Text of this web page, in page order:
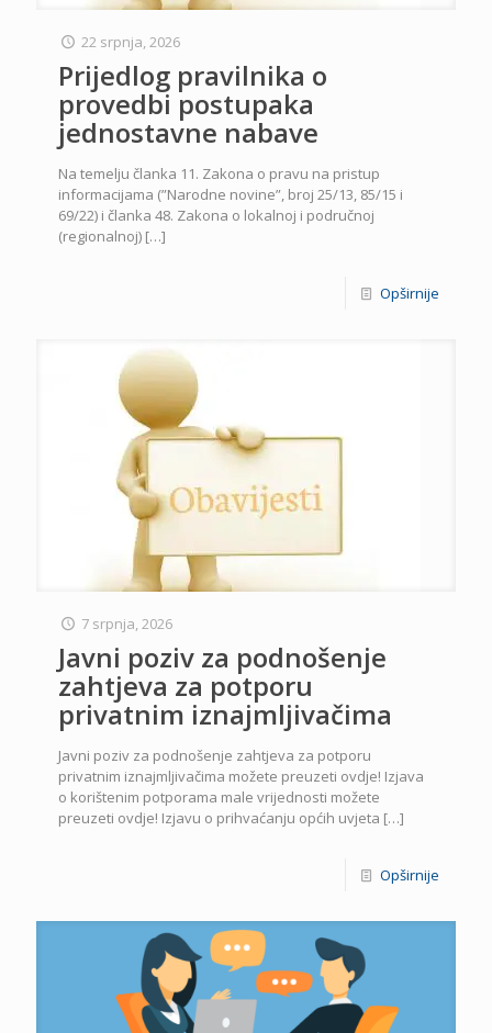
22 srpnja, 2026
Prijedlog pravilnika o
provedbi postupaka
jednostavne nabave
Na temelju članka 11. Zakona o pravu na pristup
informacijama (”Narodne novine”, broj 25/13, 85/15 i
69/22) i članka 48. Zakona o lokalnoj i područnoj
(regionalnoj) […]
Opširnije
7 srpnja, 2026
Javni poziv za podnošenje
zahtjeva za potporu
privatnim iznajmljivačima
Javni poziv za podnošenje zahtjeva za potporu
privatnim iznajmljivačima možete preuzeti ovdje! Izjava
o korištenim potporama male vrijednosti možete
preuzeti ovdje! Izjavu o prihvaćanju općih uvjeta […]
Opširnije